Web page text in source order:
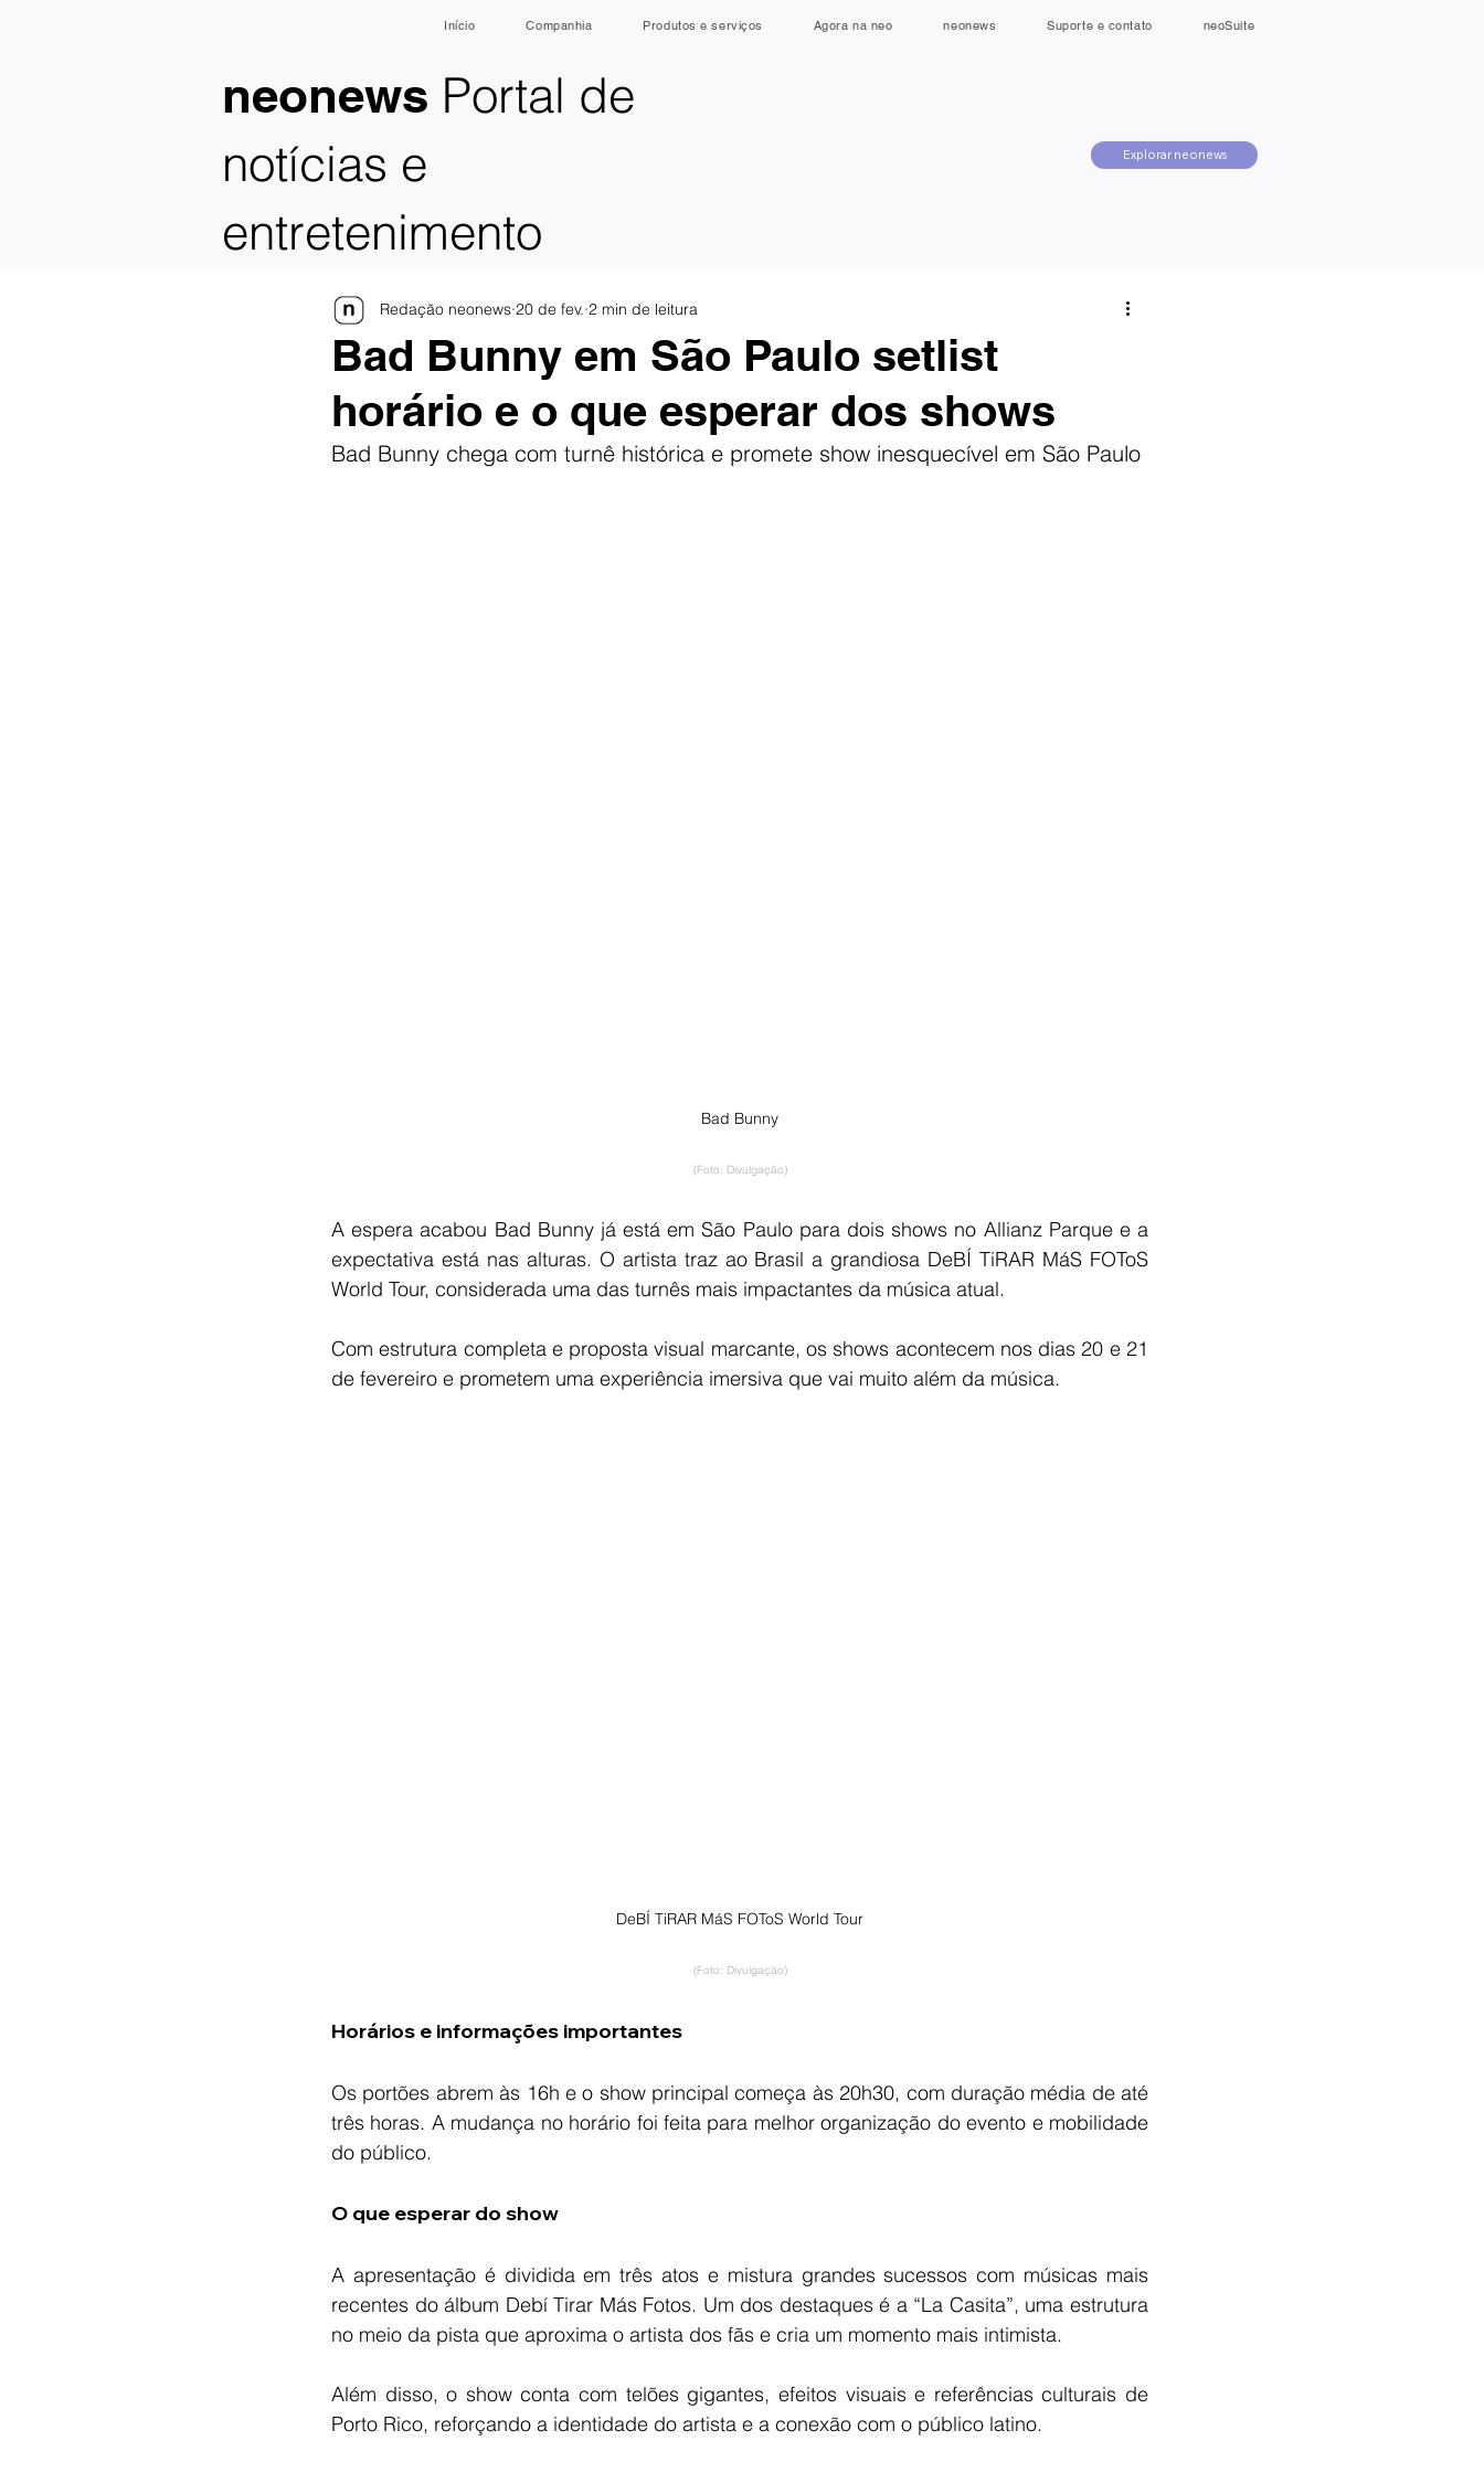
Explorar neonews
neonews Portal de
notícias e
entretenimento
Início Companhia Produtos e serviços Agora na neo neonews Suporte e contato neoSuite
Bad Bunny em São Paulo setlist
horário e o que esperar dos shows
Redação neonews 20 de fev. 2 min de leitura
Bad Bunny chega com turnê histórica e promete show inesquecível em São Paulo
Bad Bunny
(Foto: Divulgação)
A espera acabou Bad Bunny já está em São Paulo para dois shows no Allianz Parque e a
expectativa está nas alturas. O artista traz ao Brasil a grandiosa DeBÍ TiRAR MáS FOToS
World Tour, considerada uma das turnês mais impactantes da música atual.
Com estrutura completa e proposta visual marcante, os shows acontecem nos dias 20 e 21
de fevereiro e prometem uma experiência imersiva que vai muito além da música.
DeBÍ TiRAR MáS FOToS World Tour
(Foto: Divulgação)
Horários e informações importantes
Os portões abrem às 16h e o show principal começa às 20h30, com duração média de até
três horas. A mudança no horário foi feita para melhor organização do evento e mobilidade
do público.
O que esperar do show
A apresentação é dividida em três atos e mistura grandes sucessos com músicas mais
recentes do álbum Debí Tirar Más Fotos. Um dos destaques é a “La Casita”, uma estrutura
no meio da pista que aproxima o artista dos fãs e cria um momento mais intimista.
Além disso, o show conta com telões gigantes, efeitos visuais e referências culturais de
Porto Rico, reforçando a identidade do artista e a conexão com o público latino.